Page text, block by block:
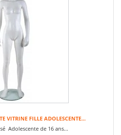
VITRINE FILLE ADOLESCENTE...
Adolescente de 16 ans...